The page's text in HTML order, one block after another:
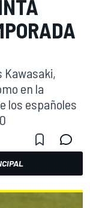
Kawasaki,
en la
los españoles